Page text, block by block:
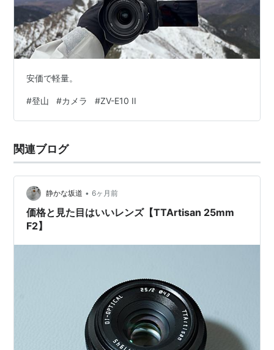
安価で軽量。
#登山 #カメラ #ZV-E10 II
関連ブログ
静かな坂道 • 6ヶ月前
価格と見た目はいいレンズ【TTArtisan 25mm
F2】